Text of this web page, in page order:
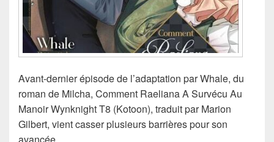
Avant-dernier épisode de l’adaptation par Whale, du
roman de Milcha, Comment Raeliana A Survécu Au
Manoir Wynknight T8 (Kotoon), traduit par Marion
Gilbert, vient casser plusieurs barrières pour son